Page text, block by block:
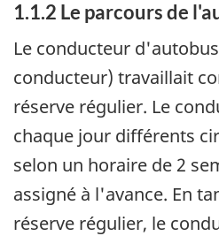
1.1.2 Le parcours de
Le conducteur
conducteur) travaillait
réserve régulier. Le
chaque jour différents
selon un horaire de 2
assigné à l'avance. En
réserve régulier, le